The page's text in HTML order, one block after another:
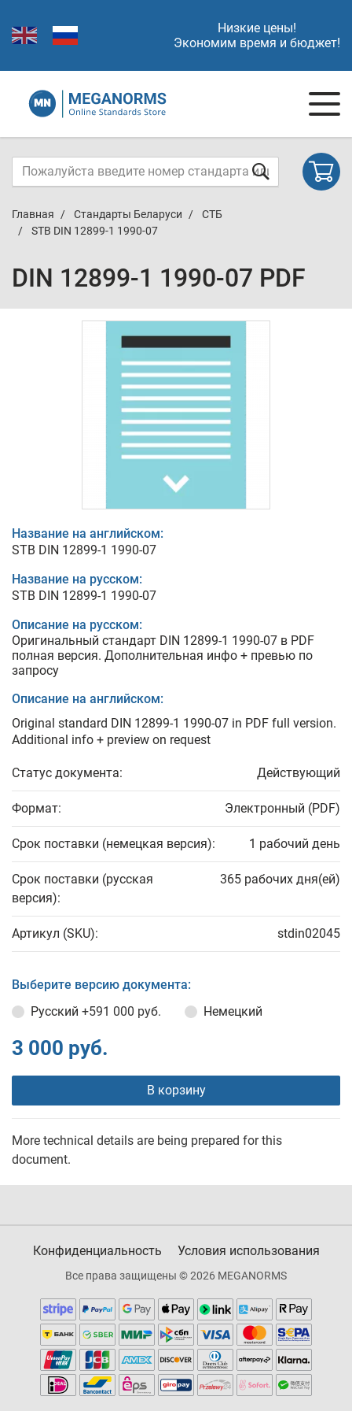
Низкие цены!
Экономим время и бюджет!
Главная Стандарты Беларуси
СТБ
STB DIN 12899-1 1990-07
DIN 12899-1 1990-07 PDF
Название на английском:
STB DIN 12899-1 1990-07
Название на русском:
STB DIN 12899-1 1990-07
Описание на русском:
Оригинальный стандарт DIN 12899-1 1990-07 в PDF
полная версия. Дополнительная инфо + превью по
запросу
Описание на английском:
Original standard DIN 12899-1 1990-07 in PDF full version.
Additional info + preview on request
Статус документа: Действующий
Формат: Электронный (PDF)
Срок поставки (немецкая версия): 1 рабочий день
Срок поставки (русская
версия):
365 рабочих дня(ей)
Артикул (SKU): stdin02045
Выберите версию документа:
Русский +591 000 руб. Немецкий
3 000 руб.
В корзину
More technical details are being prepared for this
document.
Конфиденциальность Условия использования
Все права защищены © 2026 MEGANORMS